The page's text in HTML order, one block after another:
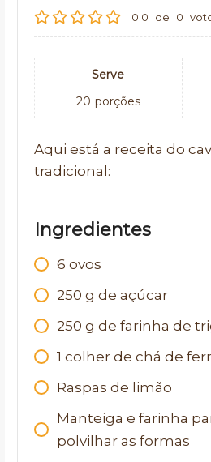
0.0 de 0
Serve
20 porções
Aqui está a receita do
tradicional:
Ingredientes
6 ovos
250 g de açúcar
250 g de farinha de
1 colher de chá de
Raspas de limão
Manteiga e farinha
polvilhar as formas